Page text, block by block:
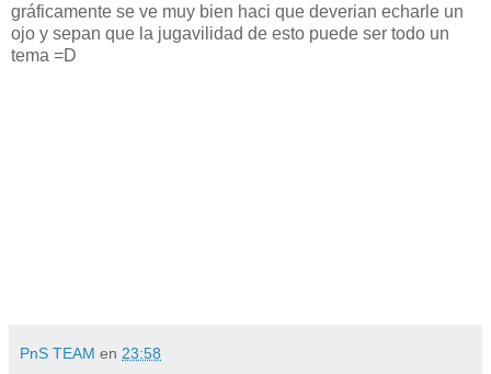
gráficamente se ve muy bien haci que deverian echarle un
ojo y sepan que la jugavilidad de esto puede ser todo un
tema =D
PnS TEAM en 23:58